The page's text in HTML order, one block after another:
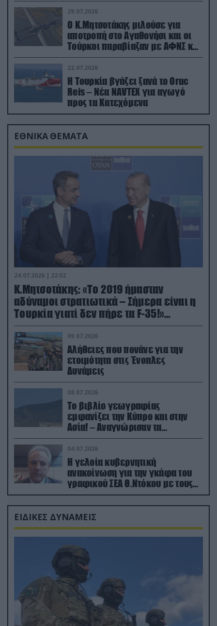
29.07.2026
Ο Κ.Μητσοτάκης μιλούσε για
αποτροπή στο Αγαθονήσι και οι
Τούρκοι παραβίαζαν με ΑΦΝΣ και
drone
22.07.2026
Η Τουρκία βγάζει ξανά το Oruc
Reis – Νέα NAVTEX για αγωγό
προς τα Κατεχόμενα
ΕΘΝΙΚΑ ΘΕΜΑΤΑ
24.07.2026 | 22:02
Κ.Μητσοτάκης: «Το 2019 ήμασταν
αδύναμοι στρατιωτικά – Σήμερα είναι η
Τουρκία γιατί δεν πήρε τα F-35!»
(βίντεο)
09.07.2026
Αλήθειες που πονάνε για την
ετοιμότητα στις Ένοπλες
Δυνάμεις
08.07.2026
Το βιβλίο γεωγραφίας
εμφανίζει την Κύπρο και στην
Ασία! – Αναγνώρισαν τα
κατεχόμενα; (φωτο)
04.07.2026
Η γελοία κυβερνητική
ανακοίνωση για την γκάφα του
γραφικού ΣΕΑ Θ.Ντόκου με τους
Ρώσους φαρσέρ
ΕΙΔΙΚΕΣ ΔΥΝΑΜΕΙΣ